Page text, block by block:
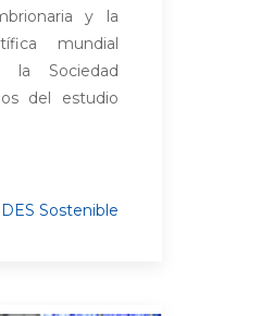
y la
mundial
la Sociedad
del estudio
Sostenible